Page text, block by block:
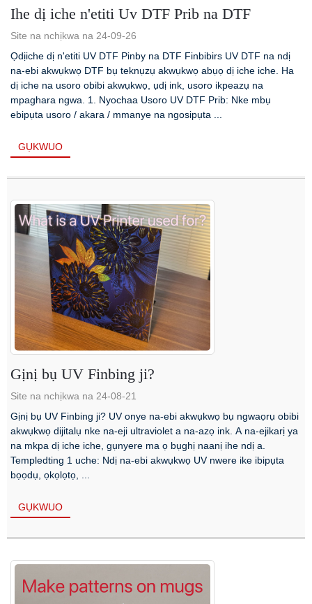
Ihe dị iche n'etiti Uv DTF Prib na DTF
Site na nchịkwa na 24-09-26
Ọdịiche dị n'etiti UV DTF Pinby na DTF Finbibirs UV DTF na ndị
na-ebi akwụkwọ DTF bụ teknụzụ akwụkwọ abụọ dị iche iche. Ha
dị iche na usoro obibi akwụkwọ, ụdị ink, usoro ikpeazụ na
mpaghara ngwa. 1. Nyochaa Usoro UV DTF Prib: Nke mbụ
ebipụta usoro / akara / mmanye na ngosipụta ...
GỤKWUO
Gịnị bụ UV Finbing ji?
Site na nchịkwa na 24-08-21
Gịnị bụ UV Finbing ji? UV onye na-ebi akwụkwọ bụ ngwaọrụ obibi
akwụkwọ dijitalụ nke na-eji ultraviolet a na-azọ ink. A na-ejikarị ya
na mkpa dị iche iche, gụnyere ma ọ bụghị naanị ihe ndị a.
Templedting 1 uche: Ndị na-ebi akwụkwọ UV nwere ike ibipụta
bọọdụ, ọkọlọtọ, ...
GỤKWUO